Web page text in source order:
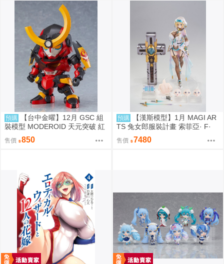
預購
【台中金曜】12月 GSC 組
裝模型 MODEROID 天元突破 紅
蓮螺巖 紅蓮螺巖 再版 0904
售價 850
預購
【漢斯模型】1月 MAGI AR
TS 兔女郎服裝計畫 索菲亞· F·
希琳 機甲修女 亮色特別版 高峰N
adare
售價 7480